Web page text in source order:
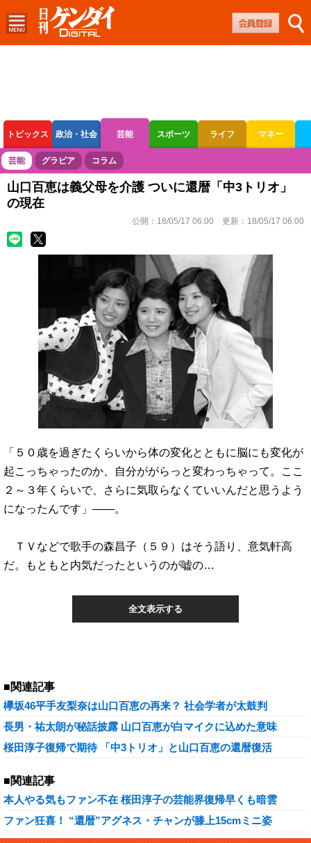
トピックス 政治・社会 芸能 スポーツ ライフ マネー
ボートレース 競輪 オートレース
芸能 グラビア コラム
山口百恵は義父母を介護 ついに還暦「中3トリオ」
の現在
公開： 18/05/17 06:00 更新： 18/05/17 06:00
「５０歳を過ぎたくらいから体の変化とともに脳にも変化が
起こっちゃったのか、自分ががらっと変わっちゃって。ここ
２～３年くらいで、さらに気取らなくていいんだと思うよう
になったんです」――。
ＴＶなどで歌手の森昌子（５９）はそう語り、意気軒高
だ。もともと内気だったというのが嘘の…
全文表示する
■関連記事
欅坂46平手友梨奈は山口百恵の再来？ 社会学者が太鼓判
長男・祐太朗が秘話披露 山口百恵が白マイクに込めた意味
桜田淳子復帰で期待 「中3トリオ」と山口百恵の還暦復活
■関連記事
本人やる気もファン不在 桜田淳子の芸能界復帰早くも暗雲
ファン狂喜！ “還暦”アグネス・チャンが膝上15cmミニ姿